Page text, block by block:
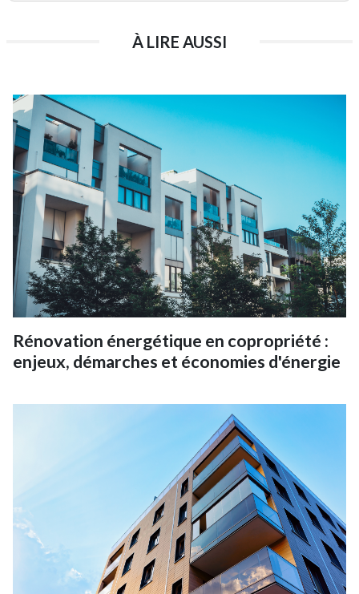
À LIRE AUSSI
Rénovation énergétique en copropriété :
enjeux, démarches et économies d'énergie